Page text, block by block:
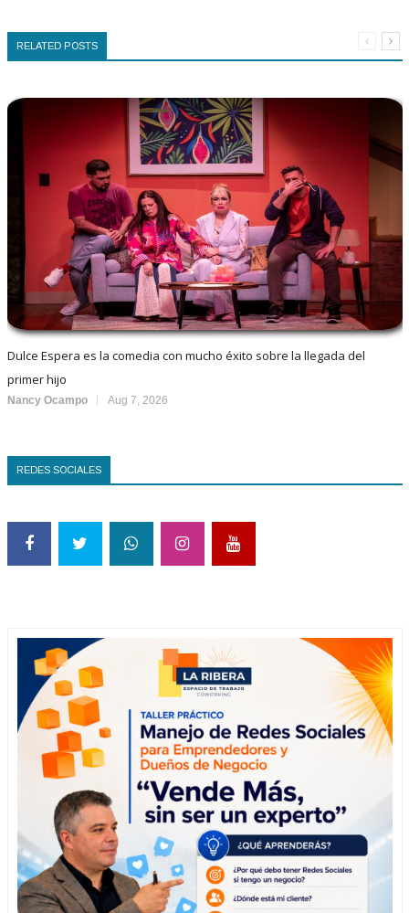
RELATED POSTS
Dulce Espera es la comedia con mucho éxito sobre la llegada del
primer hijo
Nancy Ocampo Aug 7, 2026
REDES SOCIALES